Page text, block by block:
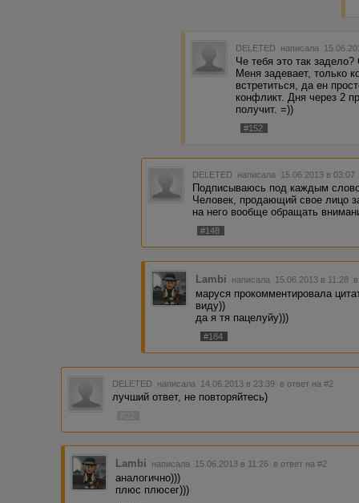
DELETED написала
Че тебя это так
Меня задевает, только
встретиться, да ен
конфликт. Дня через 2
получит. =))
#152
DELETED написала 15.06.2013 в
Подписываюсь под каждым
Человек, продающий свое лицо
на него вообще обращать
#148
Lambi написала 15.06.2013 в 11:28
маруся прокомментировала
виду))
да я тя пацелуйу)))
#184
DELETED написала 14.06.2013 в 23:39 в ответ на #2
лучший ответ, не повторяйтесь)
Lambi написала 15.06.2013 в 11:26 в ответ на #2
аналогично)))
плюс плюсег)))